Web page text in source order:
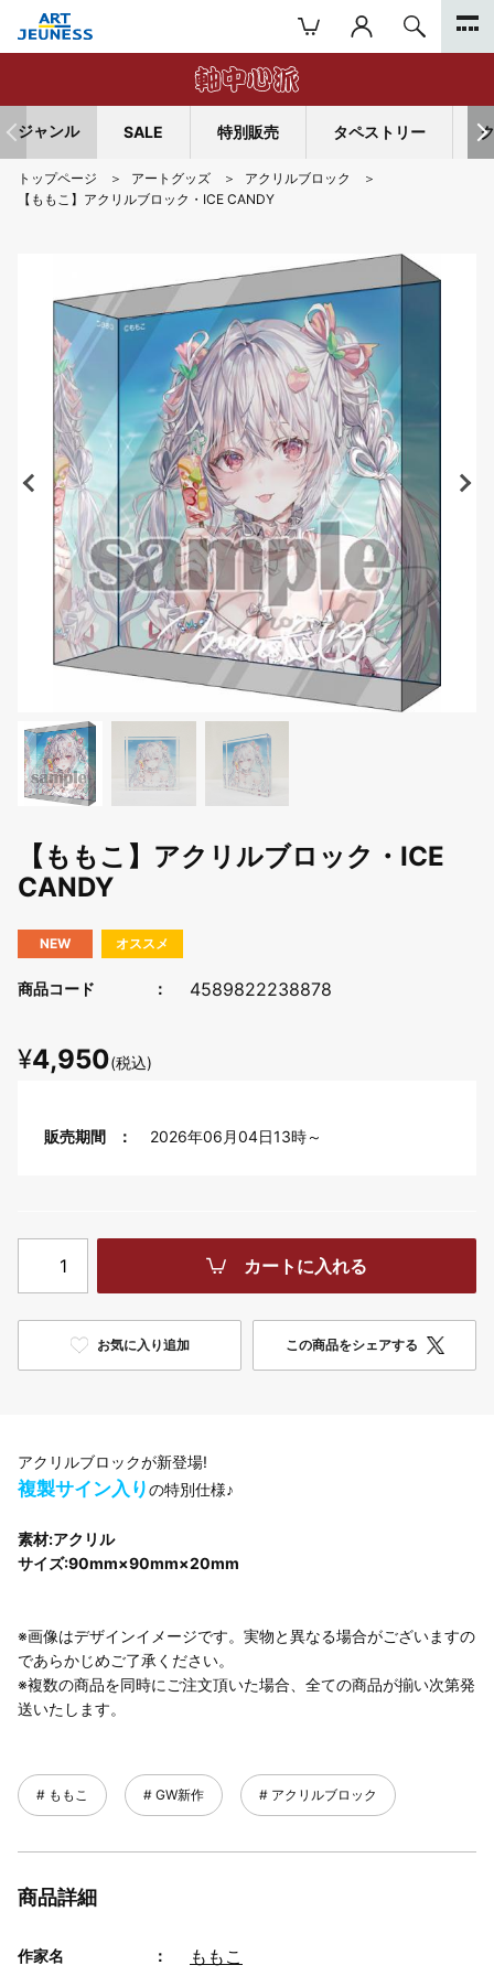
ジャンル SALE 特別販売 タペストリー
トップページ アートグッズ
アクリルブロック
【ももこ】アクリルブロック・ICE CANDY
【ももこ】アクリルブロック・ICE
CANDY
NEW オススメ
商品コード 4589822238878
¥4,950(税込)
販売期間 2026年06月04日13時～
カートに入れる
お気に入り追加 この商品をシェアする
アクリルブロックが新登場!
複製サイン入りの特別仕様♪
素材:アクリル
サイズ:90mm×90mm×20mm
※画像はデザインイメージです。実物と異なる場合がございますの
であらかじめご了承ください。
※複数の商品を同時にご注文頂いた場合、全ての商品が揃い次第発
送いたします。
ももこ GW新作 アクリルブロック
商品詳細
作家名 ももこ